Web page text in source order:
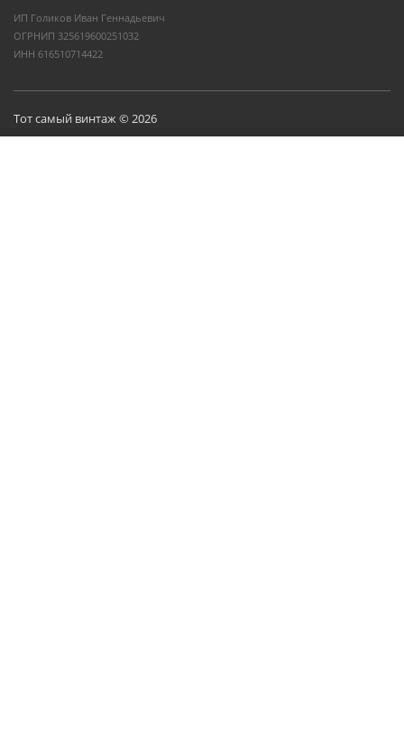
ИП Голиков Иван Геннадьевич
ОГРНИП 325619600251032
ИНН 616510714422
Тот самый винтаж © 2026